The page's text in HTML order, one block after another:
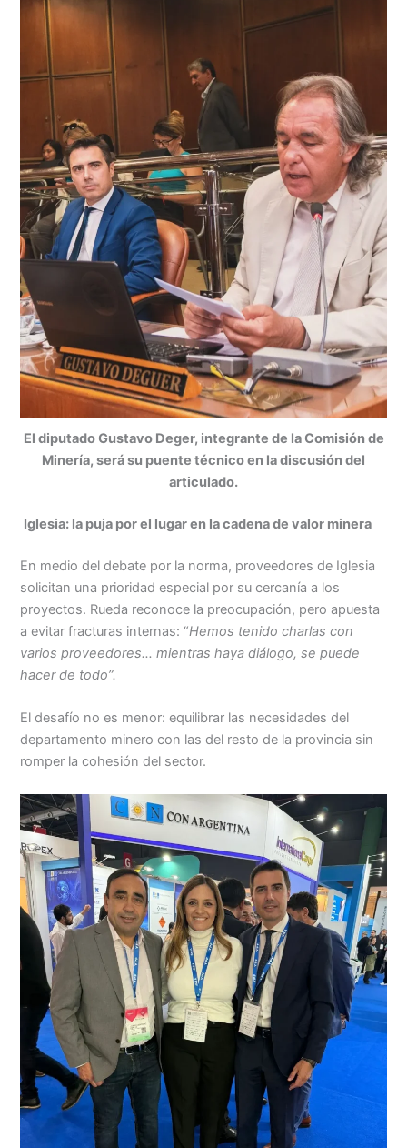
El diputado Gustavo Deger, integrante de la Comisión de
Minería, será su puente técnico en la discusión del
articulado.
Iglesia: la puja por el lugar en la cadena de valor minera
En medio del debate por la norma, proveedores de Iglesia
solicitan una prioridad especial por su cercanía a los
proyectos. Rueda reconoce la preocupación, pero apuesta
a evitar fracturas internas: “Hemos tenido charlas con
varios proveedores… mientras haya diálogo, se puede
hacer de todo”.
El desafío no es menor: equilibrar las necesidades del
departamento minero con las del resto de la provincia sin
romper la cohesión del sector.